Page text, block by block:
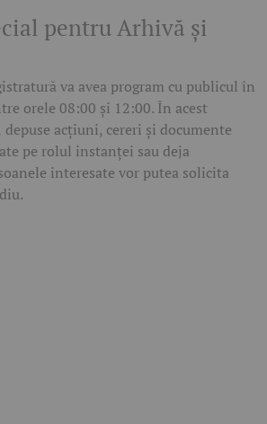
pentru Arhivă și
va avea program cu publicul în
orele 08:00 și 12:00. În acest
acțiuni, cereri și documente
pe rolul instanței sau deja
interesate vor putea solicita